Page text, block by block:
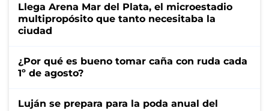
Llega Arena Mar del Plata, el microestadio
multipropósito que tanto necesitaba la
ciudad
¿Por qué es bueno tomar caña con ruda cada
1º de agosto?
Luján se prepara para la poda anual del